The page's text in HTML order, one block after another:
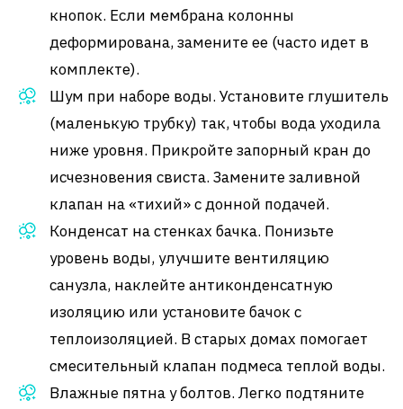
кнопок. Если мембрана колонны
деформирована, замените ее (часто идет в
комплекте).
Шум при наборе воды. Установите глушитель
(маленькую трубку) так, чтобы вода уходила
ниже уровня. Прикройте запорный кран до
исчезновения свиста. Замените заливной
клапан на «тихий» с донной подачей.
Конденсат на стенках бачка. Понизьте
уровень воды, улучшите вентиляцию
санузла, наклейте антиконденсатную
изоляцию или установите бачок с
теплоизоляцией. В старых домах помогает
смесительный клапан подмеса теплой воды.
Влажные пятна у болтов. Легко подтяните